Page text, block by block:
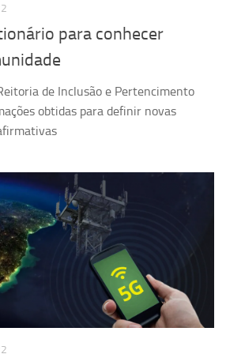
para conhecer
de Inclusão e Pertencimento
obtidas para definir novas